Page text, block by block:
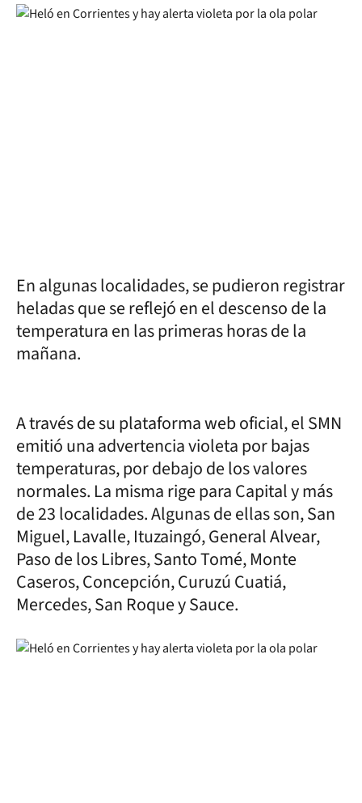
En algunas localidades, se pudieron registrar
heladas que se reflejó en el descenso de la
temperatura en las primeras horas de la
mañana.
A través de su plataforma web oficial, el SMN
emitió una advertencia violeta por bajas
temperaturas, por debajo de los valores
normales. La misma rige para Capital y más
de 23 localidades. Algunas de ellas son, San
Miguel, Lavalle, Ituzaingó, General Alvear,
Paso de los Libres, Santo Tomé, Monte
Caseros, Concepción, Curuzú Cuatiá,
Mercedes, San Roque y Sauce.